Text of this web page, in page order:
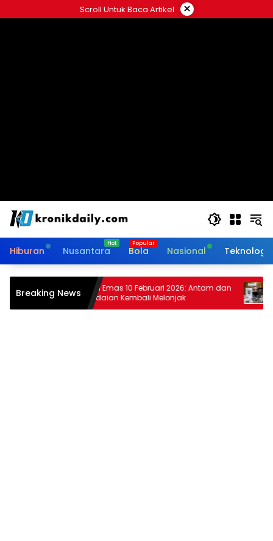
ke
Scroll Untuk Baca Artikel ×
Hiburan Nusantara Bola Nasional Teknologi
Breaking NewsHarga Emas 10 Februari 2026: Antam dan
Pegadaian Kembali Melonjak
dan